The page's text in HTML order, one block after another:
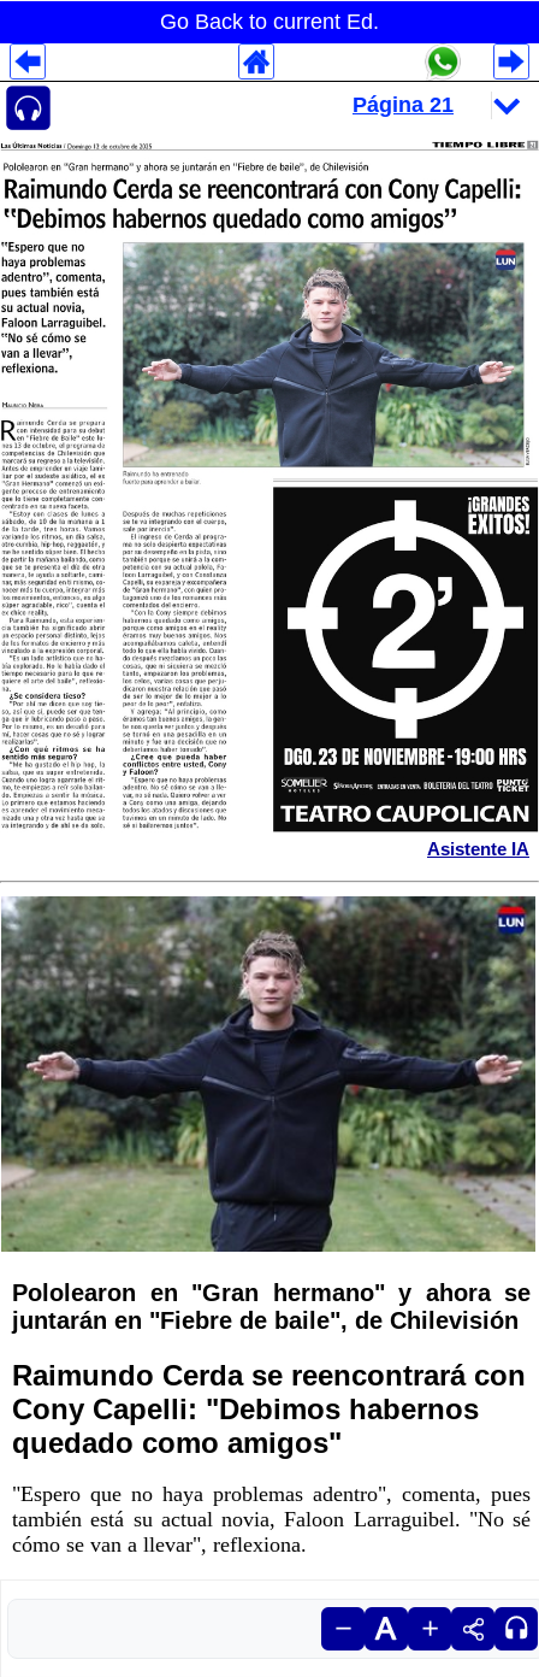
Go Back to current Ed.
Asistente IA
Pololearon en "Gran hermano" y ahora se
juntarán en "Fiebre de baile", de Chilevisión
Raimundo Cerda se reencontrará con
Cony Capelli: "Debimos habernos
quedado como amigos"
"Espero que no haya problemas adentro", comenta, pues
también está su actual novia, Faloon Larraguibel. "No sé
cómo se van a llevar", reflexiona.
Despliegues Analytics
Despliegues Totales
Despliegues por Rubros